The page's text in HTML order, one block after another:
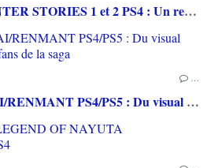
[TEST] MONSTER HUNTER STORIES 1 et 2 PS4 : Un retour des chevaucheurs de monstres sublime et passionnant
[TEST] FATE SAMURAI/RENMANT PS4/PS5 : Du visual novel et du musou pour les fans de la saga